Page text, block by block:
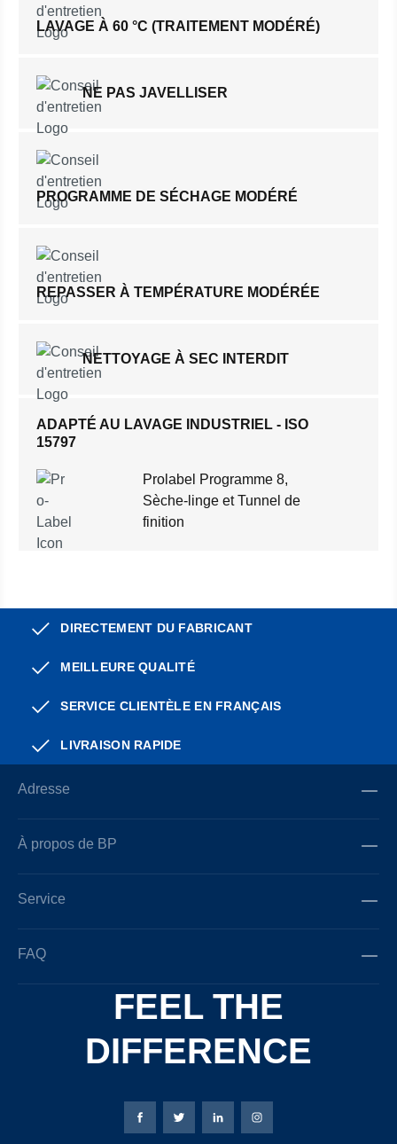
LAVAGE À 60 °C (TRAITEMENT MODÉRÉ)
NE PAS JAVELLISER
PROGRAMME DE SÉCHAGE MODÉRÉ
REPASSER À TEMPÉRATURE MODÉRÉE
NETTOYAGE À SEC INTERDIT
ADAPTÉ AU LAVAGE INDUSTRIEL - ISO
15797
Prolabel Programme 8,
Sèche-linge et Tunnel de
finition
DIRECTEMENT DU FABRICANT
MEILLEURE QUALITÉ
SERVICE CLIENTÈLE EN FRANÇAIS
LIVRAISON RAPIDE
Adresse
À propos de BP
Service
FAQ
FEEL THE
DIFFERENCE
Page Facebook de Bierbaum-Proenen
Page X de Bierbaum-Proenen
Page LinkedIn de
Page Instagram de